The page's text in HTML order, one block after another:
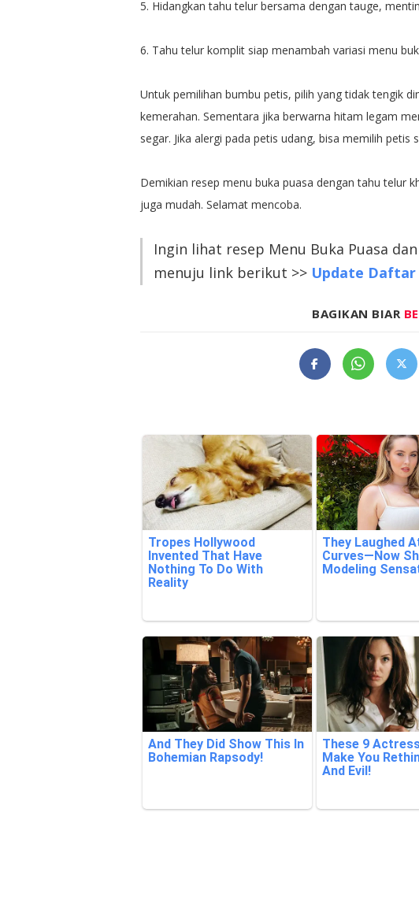
5. Hidangkan tahu telur bersama dengan tauge,
6. Tahu telur komplit siap menambah variasi menu
Untuk pemilihan bumbu petis, pilih yang tidak tengik
kemerahan. Sementara jika berwarna hitam legam
segar. Jika alergi pada petis udang, bisa memilih petis
Demikian resep menu buka puasa dengan tahu telur
juga mudah. Selamat mencoba.
Ingin lihat resep Menu Buka Puasa
menuju link berikut >> Update Daftar
BAGIKAN BIAR